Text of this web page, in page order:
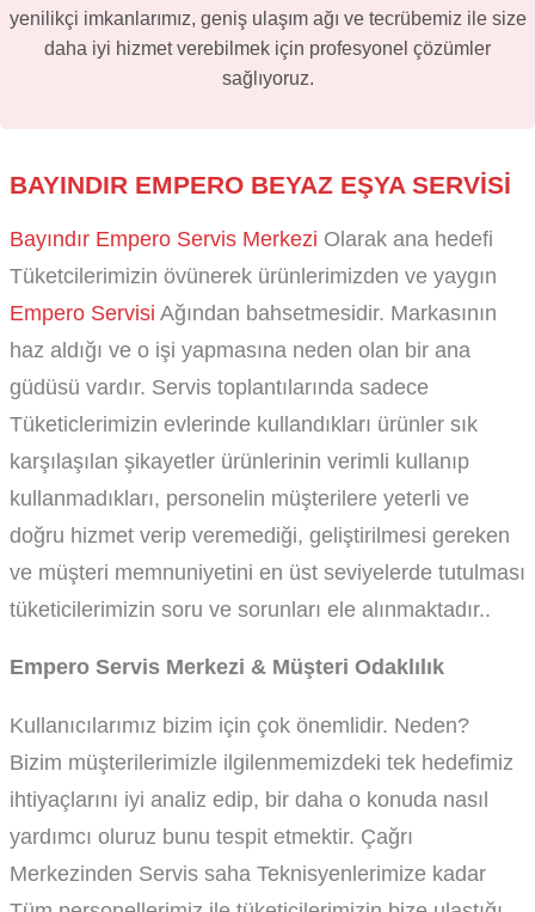
yenilikçi imkanlarımız, geniş ulaşım ağı ve tecrübemiz ile size
daha iyi hizmet verebilmek için profesyonel çözümler
sağlıyoruz.
BAYINDIR EMPERO BEYAZ EŞYA SERVISI
Bayındır Empero Servis Merkezi Olarak ana hedefi
Tüketcilerimizin övünerek ürünlerimizden ve yaygın
Empero Servisi Ağından bahsetmesidir. Markasının
haz aldığı ve o işi yapmasına neden olan bir ana
güdüsü vardır. Servis toplantılarında sadece
Tüketiclerimizin evlerinde kullandıkları ürünler sık
karşılaşılan şikayetler ürünlerinin verimli kullanıp
kullanmadıkları, personelin müşterilere yeterli ve
doğru hizmet verip veremediği, geliştirilmesi gereken
ve müşteri memnuniyetini en üst seviyelerde tutulması
tüketicilerimizin soru ve sorunları ele alınmaktadır..
Empero Servis Merkezi & Müşteri Odaklılık
Kullanıcılarımız bizim için çok önemlidir. Neden?
Bizim müşterilerimizle ilgilenmemizdeki tek hedefimiz
ihtiyaçlarını iyi analiz edip, bir daha o konuda nasıl
yardımcı oluruz bunu tespit etmektir. Çağrı
Merkezinden Servis saha Teknisyenlerimize kadar